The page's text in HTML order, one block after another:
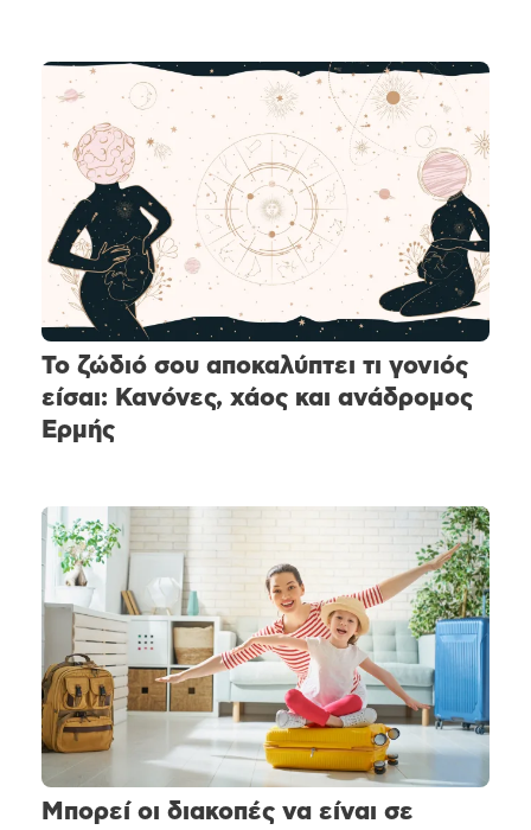
Το ζώδιό σου αποκαλύπτει τι γονιός
είσαι: Κανόνες, χάος και ανάδρομος
Ερμής
Μπορεί οι διακοπές να είναι σε